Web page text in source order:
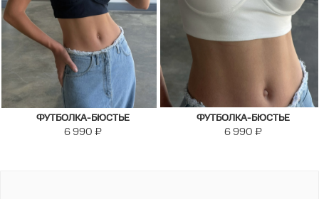
ФУТБОЛКА-БЮСТЬЕ
6 990 ₽
ФУТБОЛКА-БЮСТЬЕ
6 990 ₽